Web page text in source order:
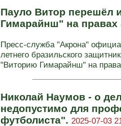
Пауло Витор перешёл
Гимарайнш" на
Пресс-служба "Акрона"
летнего бразильского
"Виторию Гимарайнш" на
Николай Наумов - о
недопустимо для
футболиста". 2025-07-03